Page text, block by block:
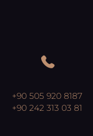
+90 505 920 8187
+90 242 313 03 81